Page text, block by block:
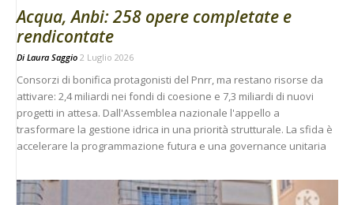
Acqua, Anbi: 258 opere completate e
rendicontate
Di Laura Saggio 2 Luglio 2026
Consorzi di bonifica protagonisti del Pnrr, ma restano risorse da
attivare: 2,4 miliardi nei fondi di coesione e 7,3 miliardi di nuovi
progetti in attesa. Dall'Assemblea nazionale l'appello a
trasformare la gestione idrica in una priorità strutturale. La sfida è
accelerare la programmazione futura e una governance unitaria